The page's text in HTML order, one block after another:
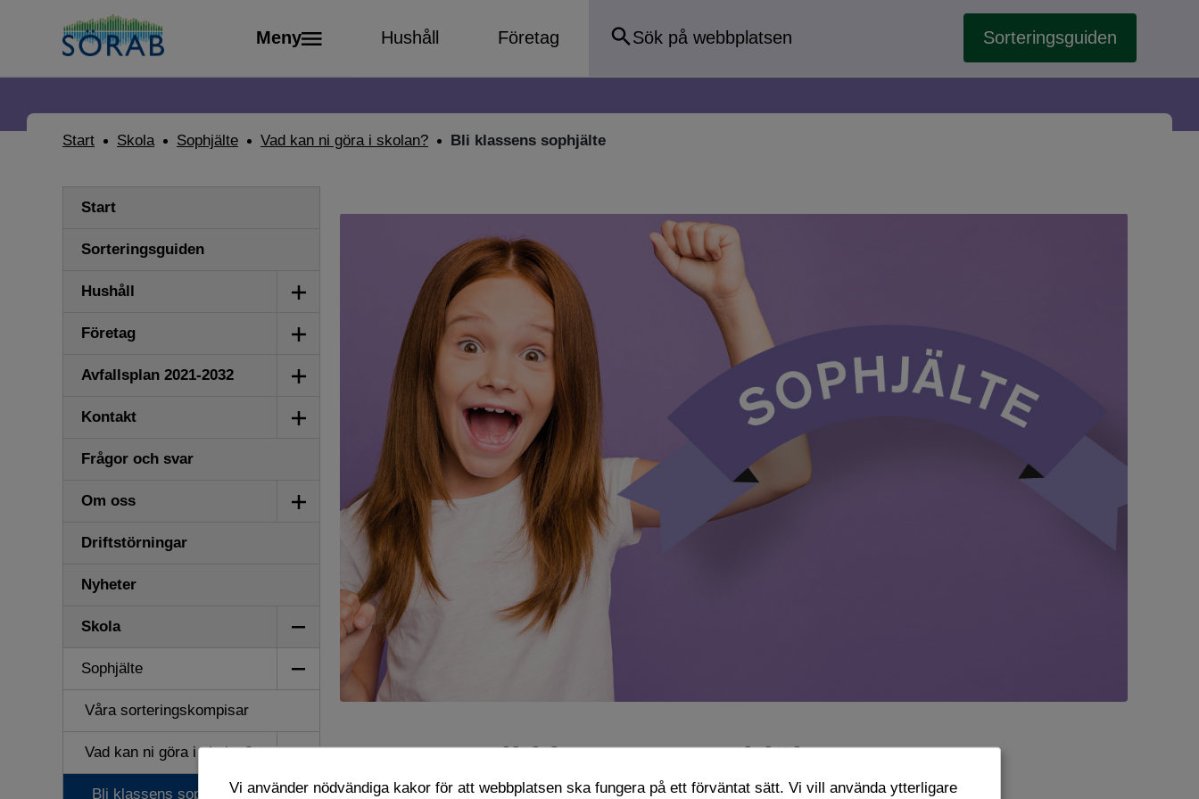
Meny Hushåll Företag Sorteringsguiden
Start Skola Sophjälte Vad kan ni göra i skolan? Bli klassens sophjälte
Start
Sorteringsguiden
Hushåll
Visa/dölj
Företag
Visa/dölj
Avfallsplan 2021-2032
Visa/dölj
Kontakt
Visa/dölj
Frågor och svar
Om oss
Visa/dölj
undermeny
Driftstörningar
Nyheter
Skola
Visa/dölj
undermeny
Sophjälte
Visa/dölj
undermeny
Våra sorteringskompisar
Vad kan ni göra i skolan?
Visa/dölj
Bli klassens sophjälte
Bli klassens sophjälte!
Vi använder nödvändiga kakor för att webbplatsen ska fungera på ett förväntat sätt. Vi vill använda ytterligare